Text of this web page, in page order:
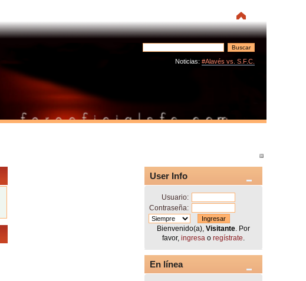
Noticias: #Alavés vs. S.F.C.
User Info
Usuario:
Contraseña:
Bienvenido(a),Visitante . Por
favor,ingresa oregístrate
En línea